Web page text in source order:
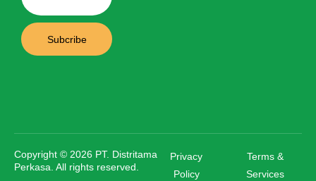
Subcribe
Copyright © 2026 PT. Distritama
Perkasa. All rights reserved.
Privacy
Policy
Terms &
Services